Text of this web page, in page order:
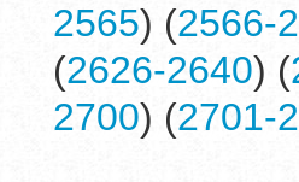
2565) (2566-
(2626-2640) (
2700) (2701-